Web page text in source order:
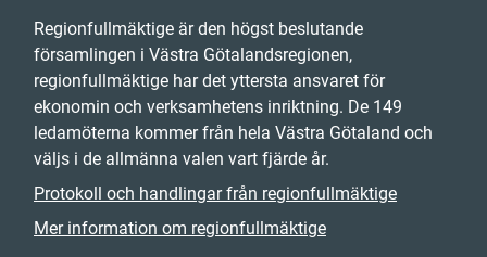
Regionfullmäktige är den högst beslutande
församlingen i Västra Götalandsregionen,
regionfullmäktige har det yttersta ansvaret för
ekonomin och verksamhetens inriktning. De 149
ledamöterna kommer från hela Västra Götaland och
väljs i de allmänna valen vart fjärde år.
Protokoll och handlingar från regionfullmäktige
Mer information om regionfullmäktige